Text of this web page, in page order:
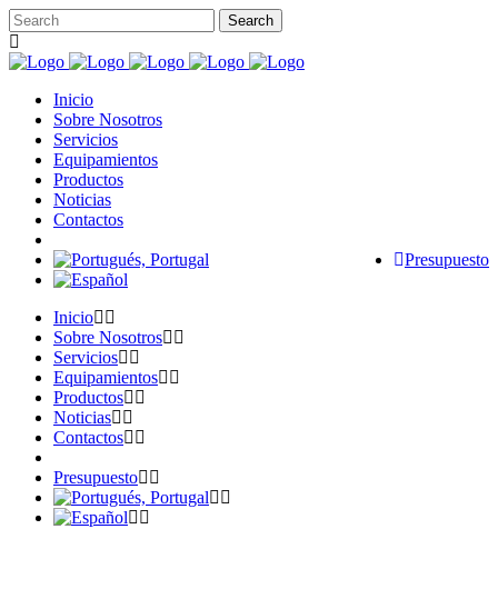
Inicio
Sobre Nosotros
Servicios
Equipamientos
Productos
Noticias
Contactos
Presupuesto
Inicio
Sobre Nosotros
Servicios
Equipamientos
Productos
Noticias
Contactos
Presupuesto